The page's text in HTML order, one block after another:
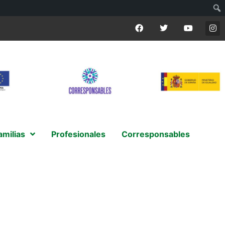
Profesionales Corresponsables